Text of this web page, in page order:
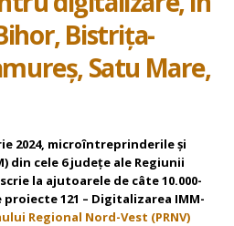
Bistrița-
Satu Mare,
2024, microîntreprinderile și
din cele 6 județe ale Regiunii
la ajutoarele de câte 10.000-
proiecte 121 – Digitalizarea IMM-
Regional Nord-Vest (PRNV)